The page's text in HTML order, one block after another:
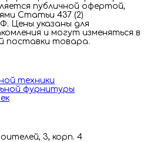
публичной офертой,
Статьи 437 (2)
Цены указаны для
и могут изменяться в
поставки товара.
техники
фурнитуры
3, корп. 4